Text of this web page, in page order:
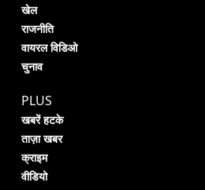
खेल
राजनीति
वायरल विडिओ
चुनाव
PLUS
खबरें हटके
ताज़ा खबर
क्राइम
वीडियो